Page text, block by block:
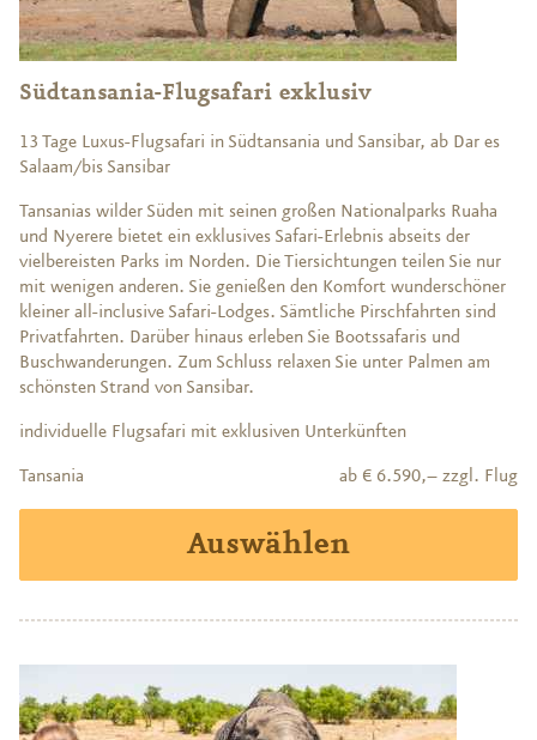
Südtansania-Flugsafari exklusiv
13 Tage Luxus-Flugsafari in Südtansania und Sansibar, ab Dar es
Salaam/bis Sansibar
Tansanias wilder Süden mit seinen großen Nationalparks Ruaha
und Nyerere bietet ein exklusives Safari-Erlebnis abseits der
vielbereisten Parks im Norden. Die Tiersichtungen teilen Sie nur
mit wenigen anderen. Sie genießen den Komfort wunderschöner
kleiner all-inclusive Safari-Lodges. Sämtliche Pirschfahrten sind
Privatfahrten. Darüber hinaus erleben Sie Bootssafaris und
Buschwanderungen. Zum Schluss relaxen Sie unter Palmen am
schönsten Strand von Sansibar.
individuelle Flugsafari mit exklusiven Unterkünften
Tansania ab € 6.590,– zzgl. Flug
Auswählen